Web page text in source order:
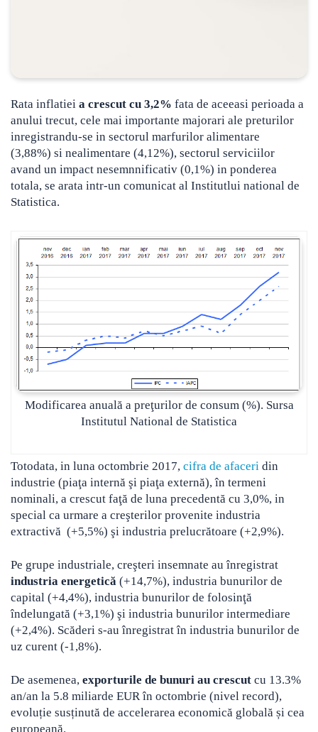
Rata inflatiei a crescut cu 3,2% fata de aceeasi perioada a
anului trecut, cele mai importante majorari ale preturilor
inregistrandu-se in sectorul marfurilor alimentare
(3,88%) si nealimentare (4,12%), sectorul serviciilor
avand un impact nesemnnificativ (0,1%) in ponderea
totala, se arata intr-un comunicat al Institutlui national de
Statistica.
Modificarea anuală a preţurilor de consum (%). Sursa
Institutul National de Statistica
Totodata, in luna octombrie 2017, cifra de afaceri din
industrie (piaţa internă şi piaţa externă), în termeni
nominali, a crescut faţă de luna precedentă cu 3,0%, in
special ca urmare a creşterilor provenite industria
extractivă (+5,5%) şi industria prelucrătoare (+2,9%).
Pe grupe industriale, creşteri insemnate au înregistrat
industria energetică (+14,7%), industria bunurilor de
capital (+4,4%), industria bunurilor de folosinţă
îndelungată (+3,1%) şi industria bunurilor intermediare
(+2,4%). Scăderi s-au înregistrat în industria bunurilor de
uz curent (-1,8%).
De asemenea, exporturile de bunuri au crescut cu 13.3%
an/an la 5.8 miliarde EUR în octombrie (nivel record),
evoluție susținută de accelerarea economică globală și cea
europeană.